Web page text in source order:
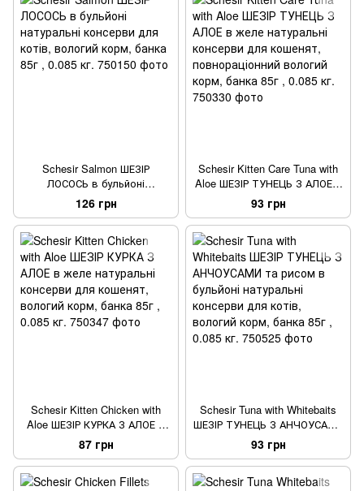
Schesir Salmon ШЕЗІР
ЛОСОСЬ в бульйоні
натуральні консерви для
котів, вологий корм, банка
85г , 0.085 кг.
126 грн
Schesir Kitten Care Tuna with
Aloe ШЕЗІР ТУНЕЦЬ З АЛОЕ в
желе натуральні консерви
для кошенят,
повнораціонний вологий
корм, банка 85г , 0.085 кг.
93 грн
Schesir Kitten Chicken with
Aloe ШЕЗІР КУРКА З АЛОЕ в
желе натуральні консерви
для кошенят, вологий корм,
банка 85г , 0.085 кг.
87 грн
Schesir Tuna with Whitebaits
ШЕЗІР ТУНЕЦЬ З АНЧОУСАМИ
та рисом в бульйоні
натуральні консерви для
котів, вологий корм, банка
85г , 0.085 кг.
93 грн